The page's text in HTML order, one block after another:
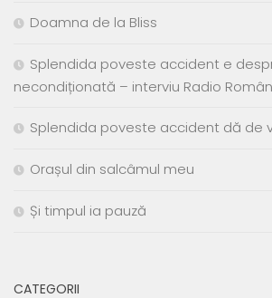
Doamna de la Bliss
Splendida poveste accident e
necondiționată – interviu Radio
Splendida poveste accident dă de
Orașul din salcâmul meu
Și timpul ia pauză
CATEGORII